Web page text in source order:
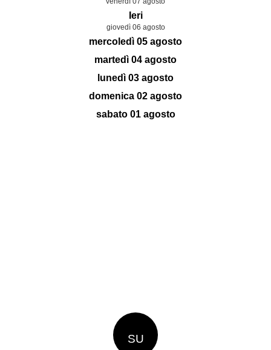
Ieri
giovedì 06 agosto
mercoledì 05 agosto
martedì 04 agosto
lunedì 03 agosto
domenica 02 agosto
sabato 01 agosto
SU